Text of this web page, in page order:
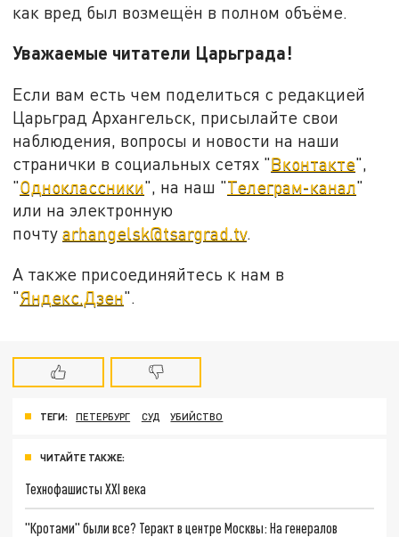
как вред был возмещён в полном объёме.
Уважаемые читатели Царьграда!
Если вам есть чем поделиться с редакцией
Царьград Архангельск, присылайте свои
наблюдения, вопросы и новости на наши
странички в социальных сетях "Вконтакте",
"Одноклассники", на наш "Телеграм-канал"
или на электронную
почтуarhangelsk@tsargrad.tv.
А также присоединяйтесь к нам в
"Яндекс.Дзен".
ТЕГИ: ПЕТЕРБУРГ СУД УБИЙСТВО
ЧИТАЙТЕ ТАКЖЕ:
Технофашисты XXI века
"Кротами" были все? Теракт в центре Москвы: На генералов